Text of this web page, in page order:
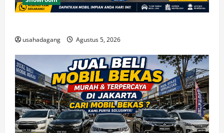
usahadagang Agustus 5, 2026